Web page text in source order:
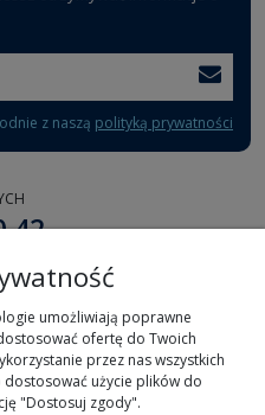
z naszą polityką prywatności
42
umożliwiają poprawne
ofertę do Twoich
przez nas wszystkich
użycie plików do
"Dostosuj zgody".